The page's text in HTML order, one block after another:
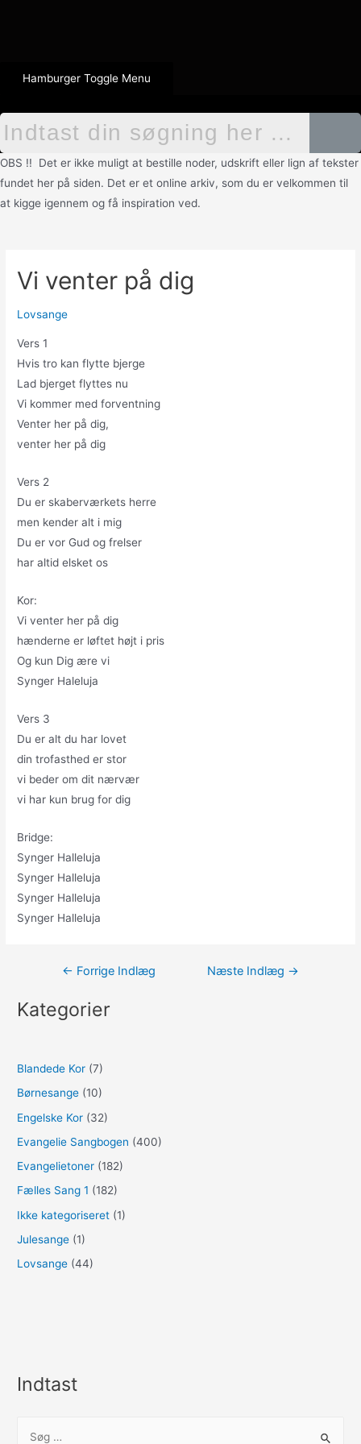
Hamburger Toggle Menu
OBS !! Det er ikke muligt at bestille noder, udskrift eller lign af tekster
fundet her på siden. Det er et online arkiv, som du er velkommen til
at kigge igennem og få inspiration ved.
Vi venter på dig
Lovsange
Vers 1
Hvis tro kan flytte bjerge
Lad bjerget flyttes nu
Vi kommer med forventning
Venter her på dig,
venter her på dig
Vers 2
Du er skaberværkets herre
men kender alt i mig
Du er vor Gud og frelser
har altid elsket os
Kor:
Vi venter her på dig
hænderne er løftet højt i pris
Og kun Dig ære vi
Synger Haleluja
Vers 3
Du er alt du har lovet
din trofasthed er stor
vi beder om dit nærvær
vi har kun brug for dig
Bridge:
Synger Halleluja
Synger Halleluja
Synger Halleluja
Synger Halleluja
Indlægsnavigation
← Forrige Indlæg Næste Indlæg →
Kategorier
Blandede Kor (7)
Børnesange (10)
Engelske Kor (32)
Evangelie Sangbogen (400)
Evangelietoner (182)
Fælles Sang 1 (182)
Ikke kategoriseret (1)
Julesange (1)
Lovsange (44)
Indtast